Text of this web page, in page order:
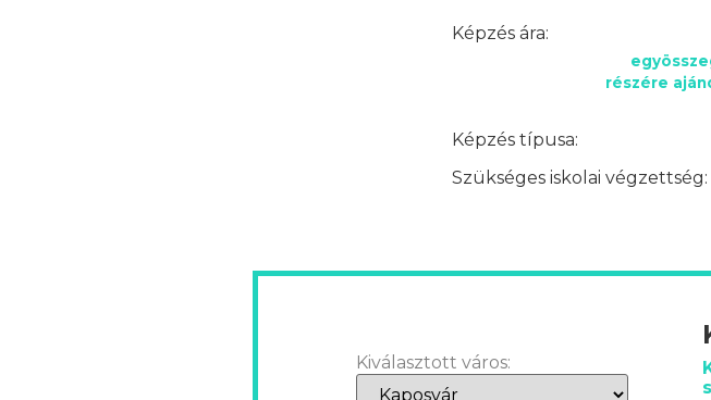
Képzés ára:
részére
Képzés típusa:
Szükséges iskolai végzettség:
Kiválasztott város: